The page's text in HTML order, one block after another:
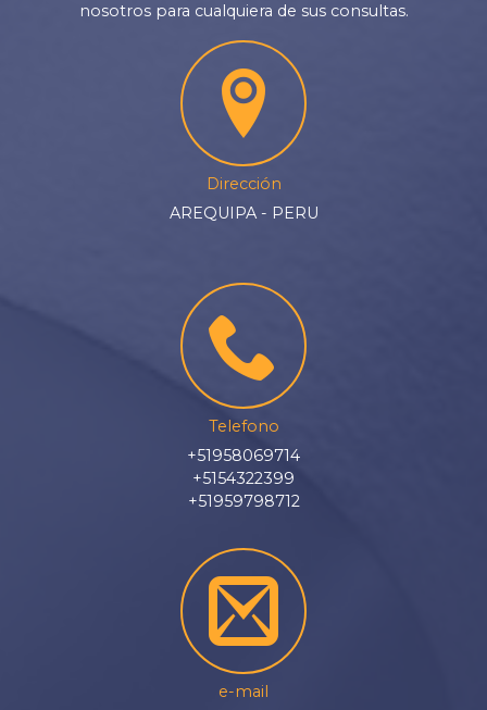
nosotros para cualquiera de sus consultas.
Dirección
AREQUIPA - PERU
Telefono
+51958069714
+5154322399
+51959798712
e-mail